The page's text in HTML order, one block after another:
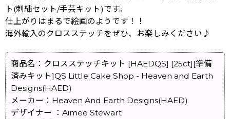
ト(刺繍セット/手芸キット)です。
仕上がりはまるで絵画のようです！！
海外輸入のクロスステッチをぜひ、お楽しみください♪
商品名：クロスステッチキット [HAEDQS] [25ct][準備
済みキット]QS Little Cake Shop - Heaven and Earth
Designs(HAED)
メーカー：Heaven And Earth Designs(HAED)
デザイナー ：Aimee Stewart